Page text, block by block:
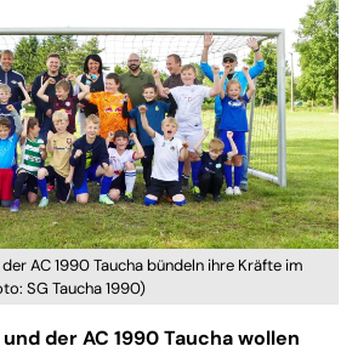
AC 1990 Taucha bündeln ihre Kräfte im
SG Taucha 1990)
der AC 1990 Taucha wollen